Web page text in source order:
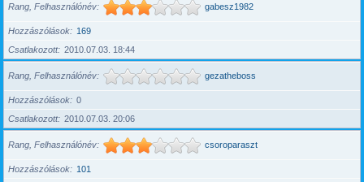
Rang, Felhasználónév gabesz1982
Hozzászólások
169
Csatlakozott
2010.07.03. 18:44
Rang, Felhasználónév gezatheboss
Hozzászólások
0
Csatlakozott
2010.07.03. 20:06
Rang, Felhasználónév csoroparaszt
Hozzászólások
101